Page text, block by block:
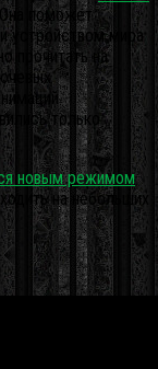
Она поможет
устройством мира
прочитать на
только
новым режимом
на небольших